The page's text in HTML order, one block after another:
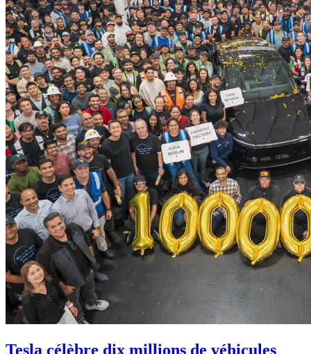
Tesla célèbre dix millions de véhicules